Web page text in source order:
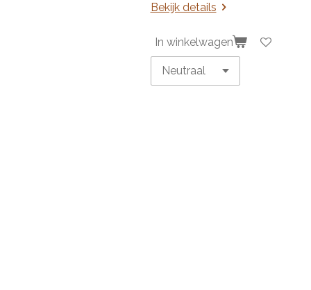
Bekijk details
In winkelwagen